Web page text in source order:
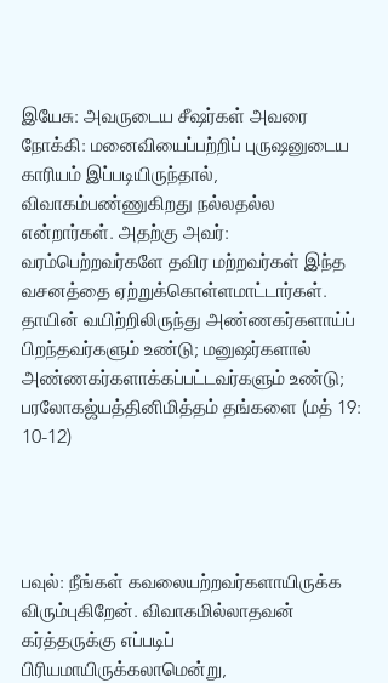
இயேசு: அவருடைய சீஷர்கள் அவரை
நோக்கி: மனைவியைப்பற்றிப் புருஷனுடைய
காரியம் இப்படியிருந்தால்,
விவாகம்பண்ணுகிறது நல்லதல்ல
என்றார்கள். அதற்கு அவர்:
வரம்பெற்றவர்களே தவிர மற்றவர்கள் இந்த
வசனத்தை ஏற்றுக்கொள்ளமாட்டார்கள்.
தாயின் வயிற்றிலிருந்து அண்ணகர்களாய்ப்
பிறந்தவர்களும் உண்டு; மனுஷர்களால்
அண்ணகர்களாக்கப்பட்டவர்களும் உண்டு;
பரலோகஜ்யத்தினிமித்தம் தங்களை (மத் 19:
10-12)
பவுல்: நீங்கள் கவலையற்றவர்களாயிருக்க
விரும்புகிறேன். விவாகமில்லாதவன்
கர்த்தருக்கு எப்படிப்
பிரியமாயிருக்கலாமென்று,